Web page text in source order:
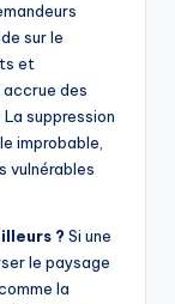
sur le
et
des
suppression
improbable,
vulnérables
? Si une
le paysage
la